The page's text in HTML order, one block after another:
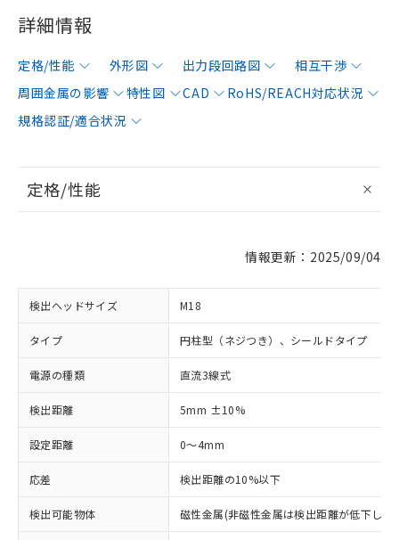
詳細情報
定格/性能 外形図 出力段回路図
相互干渉
周囲金属の影響
特性図 CAD
RoHS/REACH対応状況
規格認証/適合状況
定格/性能
情報更新：2025/09/04
検出ヘッドサイズ M18
タイプ 円柱型（ネジつき）、シールドタイプ
電源の種類 直流3線式
検出距離 5mm ±10%
設定距離 0～4mm
応差 検出距離の10%以下
検出可能物体 磁性金属(非磁性金属は検出距離が低下しま